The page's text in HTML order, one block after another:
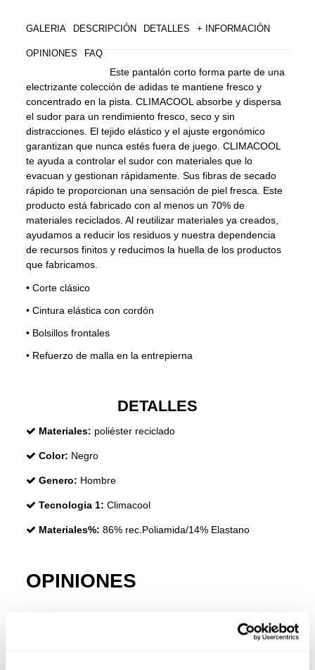
GALERIA DESCRIPCIÓN DETALLES + INFORMACIÓN
OPINIONES FAQ
Este pantalón corto forma parte de una
electrizante colección de adidas te mantiene fresco y
concentrado en la pista. CLIMACOOL absorbe y dispersa
el sudor para un rendimiento fresco, seco y sin
distracciones. El tejido elástico y el ajuste ergonómico
garantizan que nunca estés fuera de juego. CLIMACOOL
te ayuda a controlar el sudor con materiales que lo
evacuan y gestionan rápidamente. Sus fibras de secado
rápido te proporcionan una sensación de piel fresca. Este
producto está fabricado con al menos un 70% de
materiales reciclados. Al reutilizar materiales ya creados,
ayudamos a reducir los residuos y nuestra dependencia
de recursos finitos y reducimos la huella de los productos
que fabricamos.
• Corte clásico
• Cintura elástica con cordón
• Bolsillos frontales
• Refuerzo de malla en la entrepierna
DETALLES
Materiales: poliéster reciclado
Color: Negro
Genero: Hombre
Tecnologia 1: Climacool
Materiales%: 86% rec.Poliamida/14% Elastano
OPINIONES